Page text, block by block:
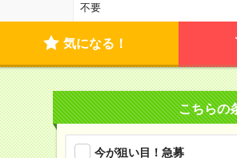
不要
気になる！
こちらの
今が狙い目！急募